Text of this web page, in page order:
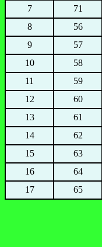
7 71
8 56
9 57
10 58
11 59
12 60
13 61
14 62
15 63
16 64
17 65